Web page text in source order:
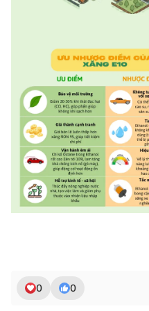
VTV Money
VTV Sức khoẻ
Thị trường 24h
Liên hệ tòa soạn
0 0